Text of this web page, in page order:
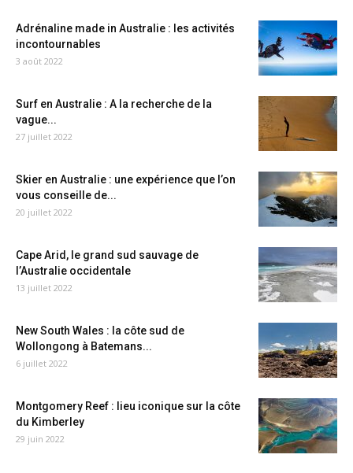
Adrénaline made in Australie : les activités
incontournables
3 août 2022
Surf en Australie : A la recherche de la
vague...
27 juillet 2022
Skier en Australie : une expérience que l’on
vous conseille de...
20 juillet 2022
Cape Arid, le grand sud sauvage de
l’Australie occidentale
13 juillet 2022
New South Wales : la côte sud de
Wollongong à Batemans...
6 juillet 2022
Montgomery Reef : lieu iconique sur la côte
du Kimberley
29 juin 2022